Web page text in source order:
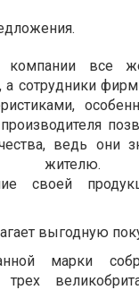
компании все
а сотрудники
ведь они
жителю.
своей
выгодную
марки